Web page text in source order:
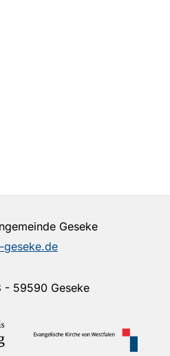
Geseke
geseke.de
- 59590 Geseke